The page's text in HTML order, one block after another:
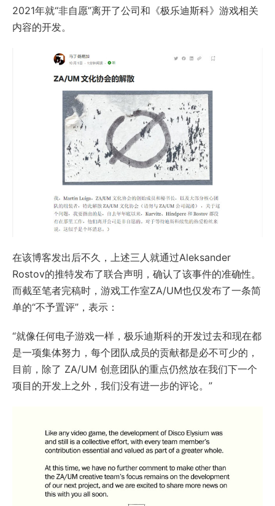
2021年就“非自愿”离开了公司和《极乐迪斯科》游戏相关
内容的开发。
在该博客发出后不久，上述三人就通过Aleksander
Rostov的推特发布了联合声明，确认了该事件的准确性。
而截至笔者完稿时，游戏工作室ZA/UM也仅发布了一条简
单的“不予置评”，表示：
“就像任何电子游戏一样，极乐迪斯科的开发过去和现在都
是一项集体努力，每个团队成员的贡献都是必不可少的，
目前，除了 ZA/UM 创意团队的重点仍然放在我们下一个
项目的开发上之外，我们没有进一步的评论。”